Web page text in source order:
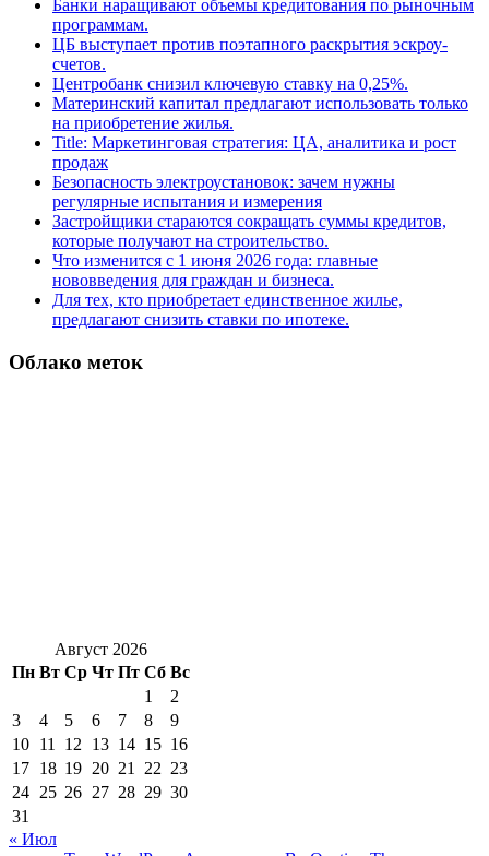
Банки наращивают объемы кредитования по рыночным
программам.
ЦБ выступает против поэтапного раскрытия эскроу-
счетов.
Центробанк снизил ключевую ставку на 0,25%.
Материнский капитал предлагают использовать только
на приобретение жилья.
Title: Маркетинговая стратегия: ЦА, аналитика и рост
продаж
Безопасность электроустановок: зачем нужны
регулярные испытания и измерения
Застройщики стараются сокращать суммы кредитов,
которые получают на строительство.
Что изменится с 1 июня 2026 года: главные
нововведения для граждан и бизнеса.
Для тех, кто приобретает единственное жилье,
предлагают снизить ставки по ипотеке.
Облако меток
Август 2026
Пн Вт Ср Чт Пт Сб Вс
1
2
3
4 5 6 7 8
9
10 11 12 13 14 15 16
17 18 19 20 21 22 23
24 25 26 27 28 29 30
31
« Июл